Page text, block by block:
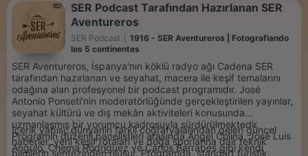
SER Podcast Tarafından Hazırlanan SER
Aventureros
SER Podcast
1916 - SER Aventureros | Fotografiando
los 5 continentes
SER Aventureros, İspanya'nın köklü radyo ağı Cadena SER
tarafından hazırlanan ve seyahat, macera ile keşif temalarını
odağına alan profesyonel bir podcast programıdır. José
Antonio Ponseti’nin moderatörlüğünde gerçekleştirilen yayınlar,
seyahat kültürü ve dış mekân aktiviteleri konusunda
uzmanlaşmış bir yorumcu kadrosuyla sürdürülmektedir.
Programın düzenli panelistleri arasında Ángel Colina, José Luis
Angulo, Chema Rodríguez ve Carlos Barrabés gibi kendi
İçerik yapısı; dünyanın farklı coğrafyalarından gelen güncel
haberler, yeni keşif rotaları ve doğa sporlarına dair teknik
bilgilerin sentezinden oluşur. Programda, standart turistik